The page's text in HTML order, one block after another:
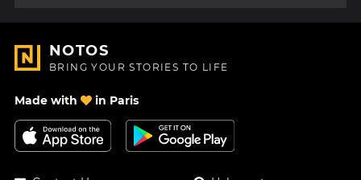
NOTOS
BRING YOUR STORIES TO LIFE
Made with in Paris